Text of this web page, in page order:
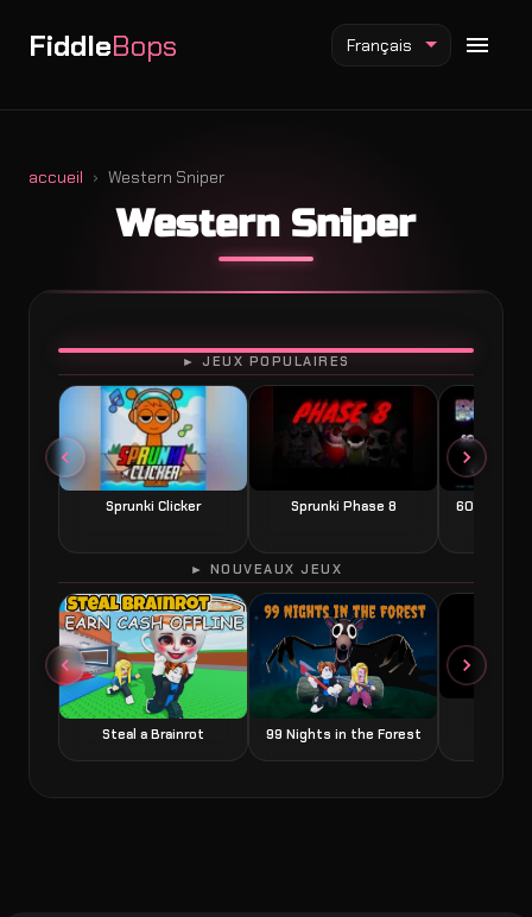
FiddleBops
Mod Fiddlebops
Mod Incredibox
Mod Sprunki
Français
accueil Western Sniper
Western Sniper
► JEUX POPULAIRES
Sprunki Clicker Sprunki Phase 8 60
JOUER
► NOUVEAUX JEUX
Steal a Brainrot 99 Nights in the Forest